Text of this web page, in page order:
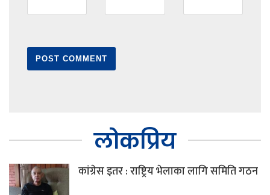
लोकप्रिय
कांग्रेस इतर : राष्ट्रिय भेलाका लागि समिति गठन